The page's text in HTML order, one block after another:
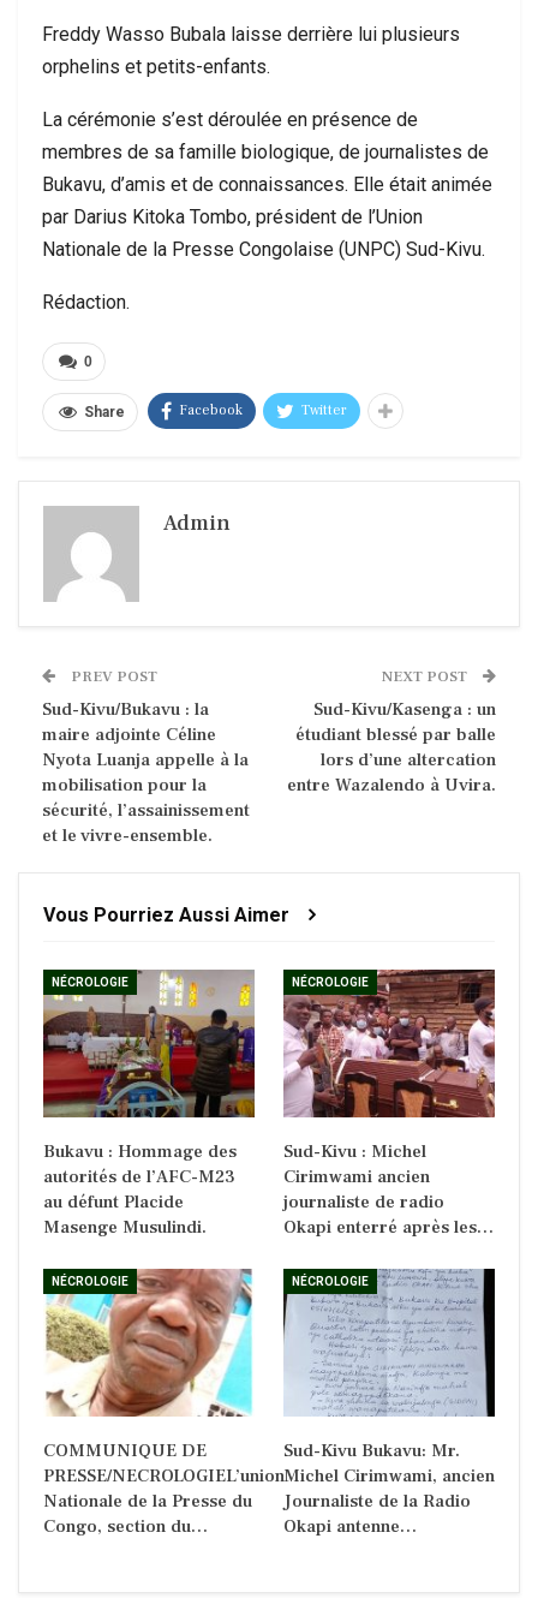
Freddy Wasso Bubala laisse derrière lui plusieurs
orphelins et petits-enfants.
La cérémonie s’est déroulée en présence de
membres de sa famille biologique, de journalistes de
Bukavu, d’amis et de connaissances. Elle était animée
par Darius Kitoka Tombo, président de l’Union
Nationale de la Presse Congolaise (UNPC) Sud-Kivu.
Rédaction.
0
Share Facebook Twitter
Admin
PREV POST
Sud-Kivu/Bukavu : la
maire adjointe Céline
Nyota Luanja appelle à la
mobilisation pour la
sécurité, l’assainissement
et le vivre-ensemble.
NEXT POST
Sud-Kivu/Kasenga : un
étudiant blessé par balle
lors d’une altercation
entre Wazalendo à Uvira.
Vous Pourriez Aussi Aimer
NÉCROLOGIE
Bukavu : Hommage des
autorités de l’AFC-M23
au défunt Placide
Masenge Musulindi.
NÉCROLOGIE
Sud-Kivu : Michel
Cirimwami ancien
journaliste de radio
Okapi enterré après les…
NÉCROLOGIE
COMMUNIQUE DE
PRESSE/NECROLOGIEL’union
Nationale de la Presse du
Congo, section du…
NÉCROLOGIE
Sud-Kivu Bukavu: Mr.
Michel Cirimwami, ancien
Journaliste de la Radio
Okapi antenne…